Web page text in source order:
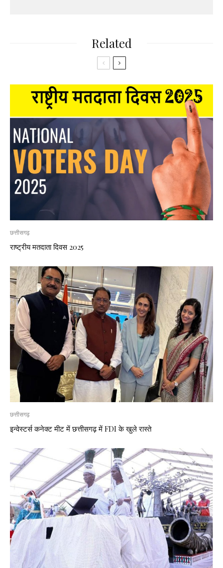
Related
छत्तीसगढ़
राष्ट्रीय मतदाता दिवस 2025
छत्तीसगढ़
इन्वेस्टर्स कनेक्ट मीट में छत्तीसगढ़ में FDI के खुले रास्ते